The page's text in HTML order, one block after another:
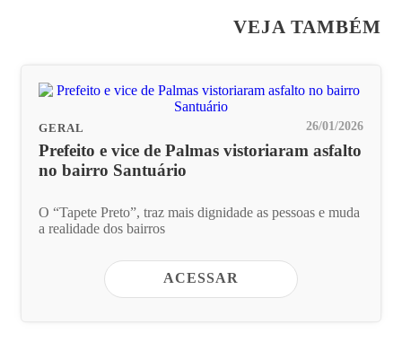
VEJA TAMBÉM
GERAL 26/01/2026
Prefeito e vice de Palmas vistoriaram asfalto
no bairro Santuário
O “Tapete Preto”, traz mais dignidade as pessoas e muda
a realidade dos bairros
ACESSAR